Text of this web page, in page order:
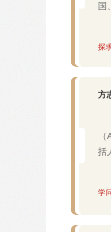
国
探
方
括
学